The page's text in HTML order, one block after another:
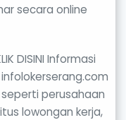
secara online
DISINI Informasi
perusahaan
lowongan kerja,